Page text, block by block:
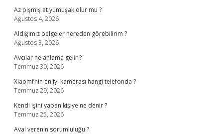
Az pişmiş et yumuşak olur mu ?
Ağustos 4, 2026
Aldığımız belgeler nereden görebilirim ?
Ağustos 3, 2026
Avcılar ne anlama gelir ?
Temmuz 30, 2026
Xiaomi’nin en iyi kamerası hangi telefonda ?
Temmuz 29, 2026
Kendi işini yapan kişiye ne denir ?
Temmuz 25, 2026
Aval verenin sorumluluğu ?